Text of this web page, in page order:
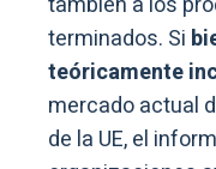
terminados. Si
teóricamente
mercado actual
de la UE, el